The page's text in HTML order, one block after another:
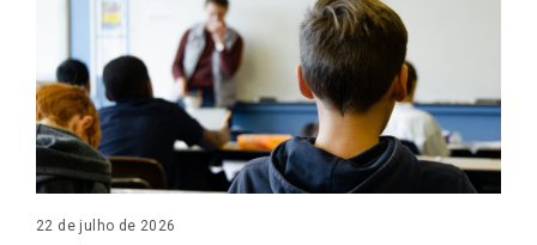
22 de julho de 2026